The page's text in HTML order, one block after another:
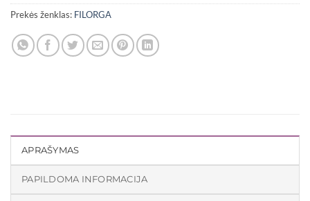
Prekės ženklas: FILORGA
APRAŠYMAS
PAPILDOMA INFORMACIJA